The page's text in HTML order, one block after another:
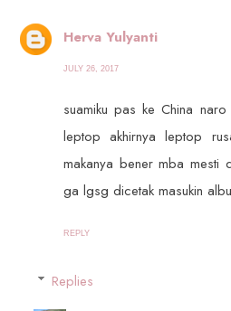
Herva Yulyanti
JULY 26, 2017
suamiku pas ke China
leptop akhirnya leptop
makanya bener mba mesti
ga lgsg dicetak masukin
REPLY
Replies